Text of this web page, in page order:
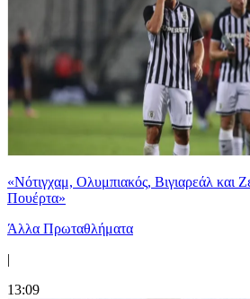
«Νότιγχαμ, Ολυμπιακός, Βιγιαρεάλ και
Πουέρτα»
Άλλα Πρωταθλήματα
|
13:09